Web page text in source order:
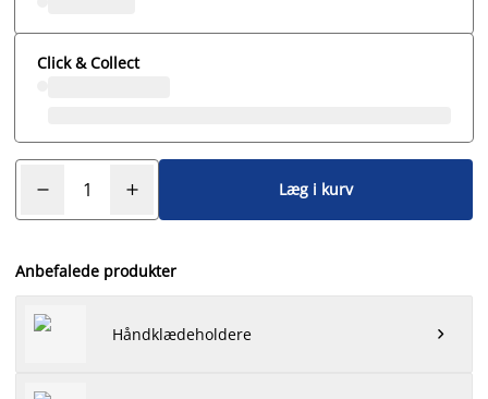
Click & Collect
Læg i kurv
Anbefalede produkter
Håndklædeholdere 